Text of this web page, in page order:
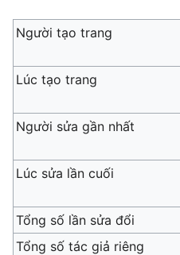
Người tạo trang
Lúc tạo trang
Người sửa gần nhất
Lúc sửa lần cuối
Tổng số lần sửa đổi
Tổng số tác giả riêng